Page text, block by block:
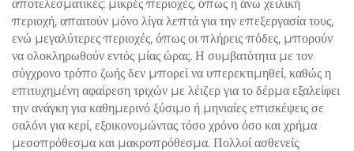
αποτελεσματικές: μικρές περιοχές, όπως η άνω χειλική
περιοχή, απαιτούν μόνο λίγα λεπτά για την επεξεργασία τους,
ενώ μεγαλύτερες περιοχές, όπως οι πλήρεις πόδες, μπορούν
να ολοκληρωθούν εντός μίας ώρας. Η συμβατότητα με τον
σύγχρονο τρόπο ζωής δεν μπορεί να υπερεκτιμηθεί, καθώς η
επιτυχημένη αφαίρεση τριχών με λέιζερ για το δέρμα εξαλείφει
την ανάγκη για καθημερινό ξύσιμο ή μηνιαίες επισκέψεις σε
σαλόνι για κερί, εξοικονομώντας τόσο χρόνο όσο και χρήμα
μεσοπρόθεσμα και μακροπρόθεσμα. Πολλοί ασθενείς